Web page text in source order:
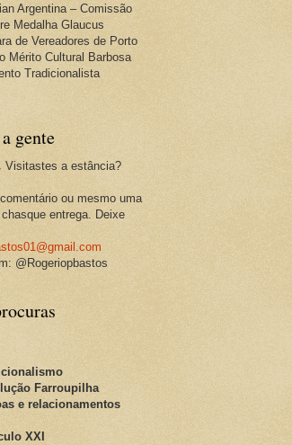
Argentina – Comissão
Medalha Glaucus
de Vereadores de Porto
Mérito Cultural Barbosa
Tradicionalista
gente
Visitastes a estância?
ou mesmo uma
entrega. Deixe
@Rogeriopbastos
Farroupilha
e relacionamentos
XXI